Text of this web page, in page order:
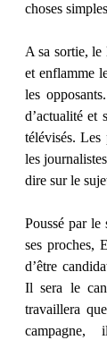
choses
A sa sortie, le
et enflamme
les
d’actualité et
télévisés. Les
les
dire sur le
Poussé par le
ses proches,
d’être
Il sera le
travaillera